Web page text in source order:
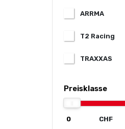
ARRMA
T2 Racing
TRAXXAS
Preisklasse
CHF